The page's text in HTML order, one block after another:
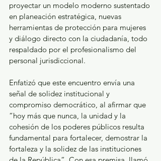
proyectar un modelo moderno sustentado
en planeación estratégica, nuevas
herramientas de protección para mujeres
y diálogo directo con la ciudadanía, todo
respaldado por el profesionalismo del
personal jurisdiccional.
Enfatizó que este encuentro envía una
señal de solidez institucional y
compromiso democrático, al afirmar que
“hoy más que nunca, la unidad y la
cohesión de los poderes públicos resulta
fundamental para fortalecer, demostrar la
fortaleza y la solidez de las instituciones